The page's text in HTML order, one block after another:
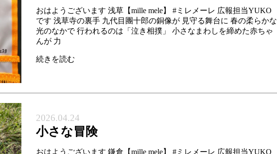
おはようございます 浅草【mille mele】 #ミレメーレ 広報担当YUKO
です 浅草寺の裏手 九代目團十郎の銅像が 見守る舞台に 春の柔らかな
光のなかで 行われるのは「泣き相撲」 小さなまわしを締めた赤ちゃ
んが 力
続きを読む
2026.04.24
小さな冒険
おはようございます 鎌倉【mille mele】 #ミレメーレ 広報担当YUKO